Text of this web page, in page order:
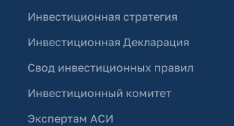
Инвестиционная стратегия
Инвестиционная Декларация
Свод инвестиционных правил
Инвестиционный комитет
Экспертам АСИ